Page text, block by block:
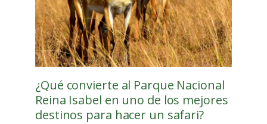
¿Qué convierte al Parque Nacional
Reina Isabel en uno de los mejores
destinos para hacer un safari?